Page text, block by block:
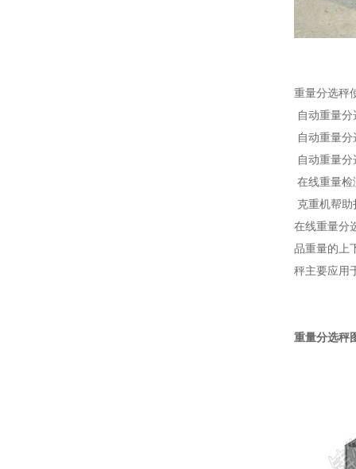
重量分选秤
自动重量
自动重量
自动重量
在线重量检
克重机帮
在线重量分
品重量的上
秤主要应用
重量分选秤